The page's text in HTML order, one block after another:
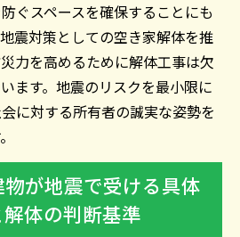
ぐスペースを確保することにも
震対策としての空き家解体を推
力を高めるために解体工事は欠
ます。地震のリスクを最小限に
に対する所有者の誠実な姿勢を
が地震で受ける具体
体の判断基準